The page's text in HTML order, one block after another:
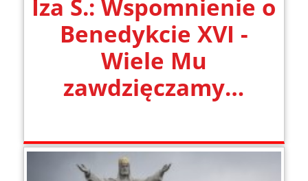
Iza S.: Wspomnienie o
Benedykcie XVI -
Wiele Mu
zawdzięczamy…